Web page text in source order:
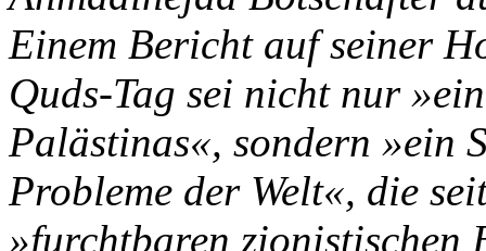
Einem Bericht auf seiner
Quds-Tag sei nicht nur
Palästinas«, sondern »ein
Probleme der Welt«, die
»furchtbaren zionistischen